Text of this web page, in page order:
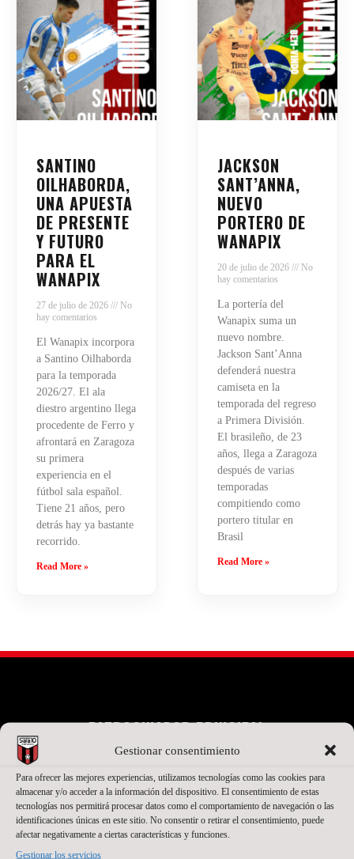
Gestionar consentimiento
Para ofrecer las mejores experiencias, utilizamos tecnologías como las cookies para
almacenar y/o acceder a la información del dispositivo. El consentimiento de estas
tecnologías nos permitirá procesar datos como el comportamiento de navegación o las
identificaciones únicas en este sitio. No consentir o retirar el consentimiento, puede
afectar negativamente a ciertas características y funciones.
Gestionar los servicios
SANTINO
OILHABORDA,
UNA APUESTA
DE PRESENTE
Y FUTURO
PARA EL
WANAPIX
27 de julio de 2026
No
hay comentarios
El Wanapix incorpora
a Santino Oilhaborda
para la temporada
2026/27. El ala
diestro argentino llega
procedente de Ferro y
afrontará en Zaragoza
su primera
experiencia en el
fútbol sala español.
Tiene 21 años, pero
detrás hay ya bastante
recorrido.
Read More »
JACKSON
SANT’ANNA,
NUEVO
PORTERO DE
WANAPIX
20 de julio de 2026
No
hay comentarios
La portería del
Wanapix suma un
nuevo nombre.
Jackson Sant’Anna
defenderá nuestra
camiseta en la
temporada del regreso
a Primera División.
El brasileño, de 23
años, llega a Zaragoza
después de varias
temporadas
compitiendo como
portero titular en
Brasil
Read More »
PATROCINADOR PRINCIPAL